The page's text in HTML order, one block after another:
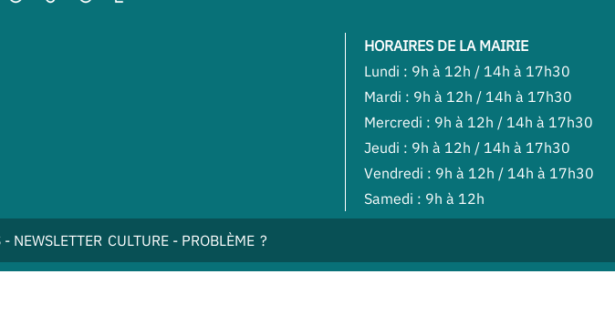
HORAIRES DE LA MAIRIE
Lundi : 9h à 12h / 14h à 17h30
Mardi : 9h à 12h / 14h à 17h30
Mercredi : 9h à 12h / 14h à 17h30
Jeudi : 9h à 12h / 14h à 17h30
Vendredi : 9h à 12h / 14h à 17h30
Samedi : 9h à 12h
- NEWSLETTER CULTURE- PROBLÈME ?